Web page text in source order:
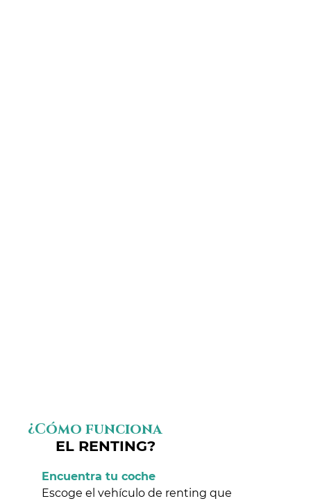
¿Cómo funciona
EL RENTING?
Encuentra tu coche
Escoge el vehículo de renting que